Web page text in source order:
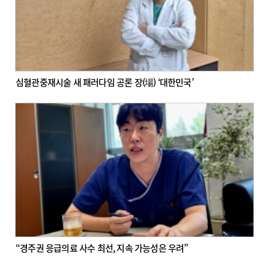
심혈관중재시술 새 패러다임 공론 장(場) ‘대한민국’
“경주권 응급의료 사수 최선, 지속 가능성은 우려”